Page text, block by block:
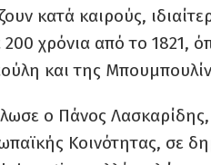
κατά καιρούς,
χρόνια από το 1821,
και της
ο Πάνος
Κοινότητας, σε